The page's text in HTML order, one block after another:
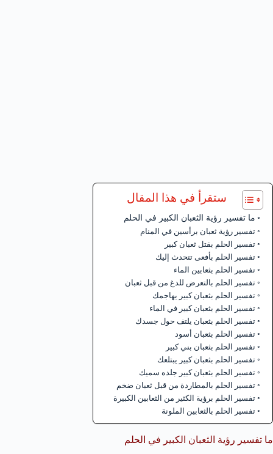
ستقرأ في هذا المقال
ما تفسير رؤية الثعبان الكبير في الحلم
تفسير رؤية ثعبان برأسين في المنام
تفسير الحلم بقتل ثعبان كبير
تفسير الحلم بأفعى تتحدث إليك
تفسير الحلم بثعابين الماء
تفسير الحلم بالتعرض للدغ من قبل ثعبان
تفسير الحلم بثعبان كبير يهاجمك
تفسير الحلم بثعبان كبير في الماء
تفسير الحلم بثعبان يلتف حول جسدك
تفسير الحلم بثعبان أسود
تفسير الحلم بثعبان بني كبير
تفسير الحلم بثعبان كبير يبتلعك
تفسير الحلم بثعبان كبير جلده سميك
تفسير الحلم بالمطاردة من قبل ثعبان ضخم
تفسير الحلم برؤية الكثير من الثعابين الكبيرة
تفسير الحلم بالثعابين الملونة
ما تفسير رؤية الثعبان الكبير في الحلم